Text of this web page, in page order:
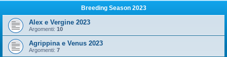
Breeding Season 2023
Alex e Vergine 2023
Argomenti: 10
Agrippina e Venus 2023
Argomenti: 7